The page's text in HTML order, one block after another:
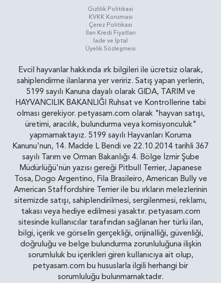
Gizlilik Politikasi
KVKK Koruması
Çerez Politikası
İlan Kredi Fiyatları
İade ve İptal
Üyelik Sözleşmesi
Evcil hayvanlar hakkında ırk bilgileri ile ücretsiz olarak,
sahiplendirme ilanlarına yer veririz. Satış yapan yerlerin,
5199 sayılı Kanuna dayalı olarak GIDA, TARIM ve
HAYVANCILIK BAKANLIĞI Ruhsat ve Kontrollerine tabi
olması gerekiyor. petyasam.com olarak "hayvan satışı,
üretimi, aracılık, bulundurma veya komisyonculuk"
yapmamaktayız. 5199 sayılı Hayvanları Koruma
Kanunu'nun, 14. Madde L Bendi ve 22.10.2014 tarihli 367
sayılı Tarım ve Orman Bakanlığı 4. Bölge İzmir Şube
Müdürlüğü'nün yazısı gereği Pitbull Terrier, Japanese
Tosa, Dogo Argentino, Fila Brasileiro, American Bully ve
American Staffordshire Terrier ile bu ırkların melezlerinin
sitemizde satışı, sahiplendirilmesi, sergilenmesi, reklamı,
takası veya hediye edilmesi yasaktır. petyasam.com
sitesinde kullanıcılar tarafından sağlanan her türlü ilan,
bilgi, içerik ve görselin gerçekliği, orijinalliği, güvenliği,
doğruluğu ve belge bulundurma zorunluluğuna ilişkin
sorumluluk bu içerikleri giren kullanıcıya ait olup,
petyasam.com bu hususlarla ilgili herhangi bir
sorumluluğu bulunmamaktadır.